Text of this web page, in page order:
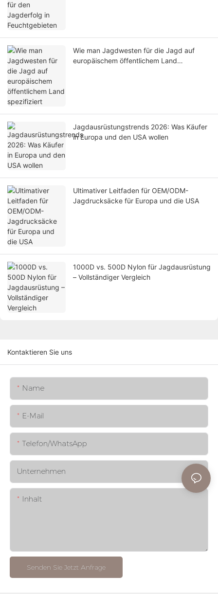
Wie man Jagdwesten für die Jagd auf
europäischem öffentlichem Land
Jagdausrüstungstrends 2026: Was Käufer
in Europa und den USA wollen
Ultimativer Leitfaden für OEM/ODM-
Jagdrucksäcke für Europa und die USA
1000D vs. 500D Nylon für Jagdausrüstung
– Vollständiger Vergleich
Kontaktieren Sie uns
Name
E-Mail
Telefon/WhatsApp
Unternehmen
Inhalt
Senden Sie Jetzt Anfrage